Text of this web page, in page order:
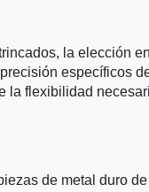
la elección
específicos
la flexibilidad
de metal duro